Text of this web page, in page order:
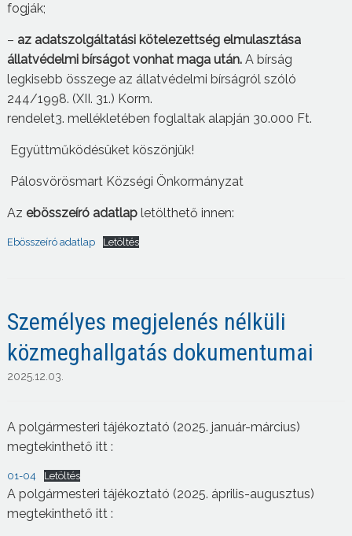
fogják;
– az adatszolgáltatási kötelezettség elmulasztása
állatvédelmi bírságot vonhat maga után.A bírság
legkisebb összege az állatvédelmi bírságról szóló
244/1998. (XII. 31.) Korm.
rendelet3. mellékletében foglaltak alapján 30.000 Ft.
Együttműködésüket köszönjük!
​​​​​​ Pálosvörösmart Községi Önkormányzat
Az ebösszeíró adatlapletölthető innen:
Ebösszeíró adatlap Letöltés
Személyes megjelenés nélküli
közmeghallgatás dokumentumai
2025.12.03.
A polgármesteri tájékoztató (2025. január-március)
megtekinthető itt :
01-04 Letöltés
A polgármesteri tájékoztató (2025. április-augusztus)
megtekinthető itt :